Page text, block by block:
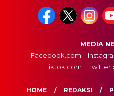
MEDIA
Facebook.com
Tiktok.com
HOME REDAKSI